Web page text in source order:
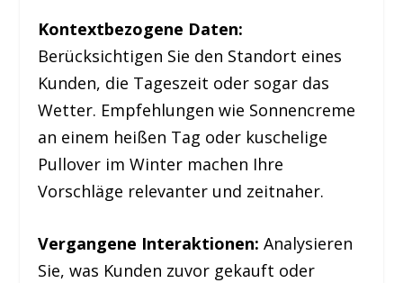
Kontextbezogene Daten:
Berücksichtigen Sie den Standort eines
Kunden, die Tageszeit oder sogar das
Wetter. Empfehlungen wie Sonnencreme
an einem heißen Tag oder kuschelige
Pullover im Winter machen Ihre
Vorschläge relevanter und zeitnaher.
Vergangene Interaktionen: Analysieren
Sie, was Kunden zuvor gekauft oder